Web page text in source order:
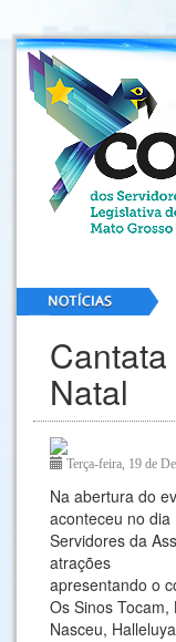
Natal
Terça-feira, 19 de
Na abertura do
aconteceu no
Servidores da
atrações
apresentando o
Os Sinos
Nasceu,